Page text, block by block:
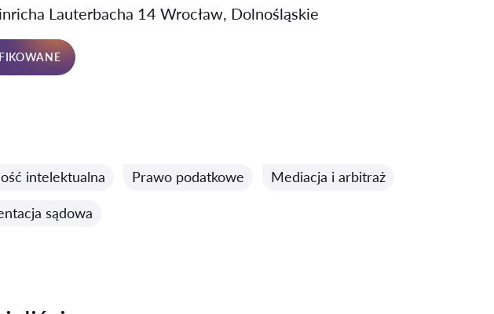
Lauterbacha 14 Wrocław, Dolnośląskie
intelektualna Prawo podatkowe Mediacja i arbitraż
sądowa